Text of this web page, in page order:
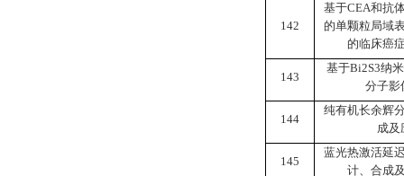
142
基于CEA和抗
的单颗粒局域
的临床癌
143
基于Bi2S3纳
分子影
144
纯有机长余辉
成及
145
蓝光热激活延
计、合成